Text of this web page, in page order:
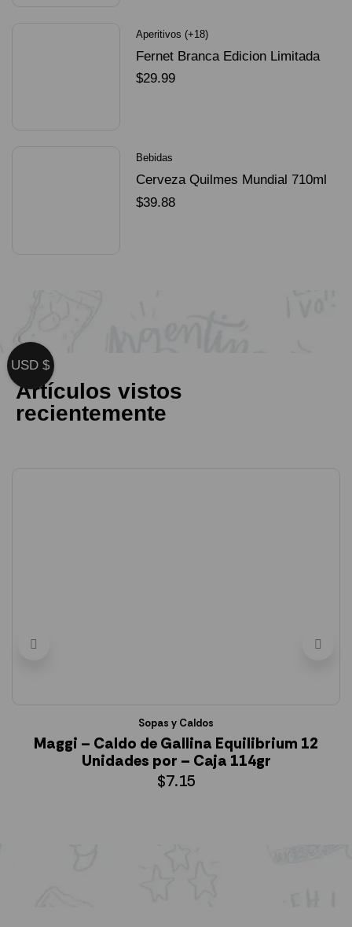
Aperitivos (+18)
Fernet Branca Edicion Limitada
Dorado Mundial
$29.99
Bebidas
Cerveza Quilmes Mundial 710ml
packX4
$39.88
Artículos vistos
recientemente
Sopas y Caldos
Maggi – Caldo de Gallina Equilibrium 12
Unidades por – Caja 114gr
$7.15
USD $